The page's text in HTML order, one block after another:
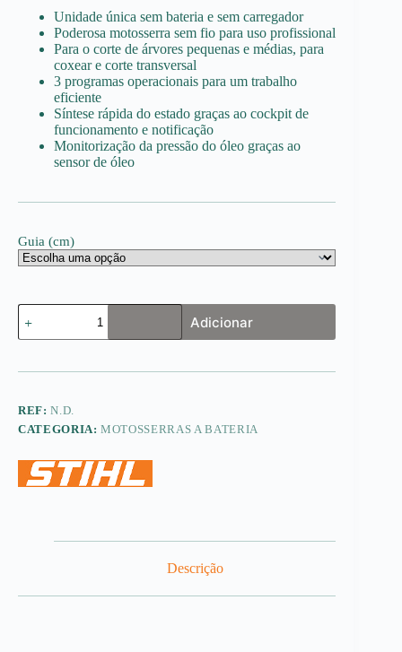
through
725.00€
Unidade única sem bateria e sem carregador
Poderosa motosserra sem fio para uso profissional
Para o corte de árvores pequenas e médias, para
coxear e corte transversal
3 programas operacionais para um trabalho
eficiente
Síntese rápida do estado graças ao cockpit de
funcionamento e notificação
Monitorização da pressão do óleo graças ao
sensor de óleo
Guia (cm)
Quantidade
de
MSA
Adicionar
REF:N.D.
CATEGORIA:MOTOSSERRAS A BATERIA
Descrição